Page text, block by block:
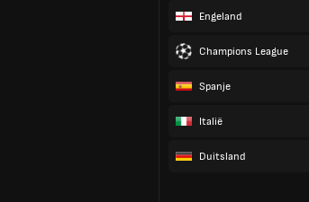
Engeland
Champions League
Spanje
Italië
Duitsland